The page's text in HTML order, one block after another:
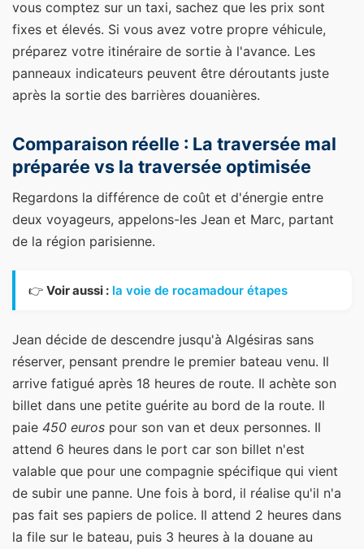
vous comptez sur un taxi, sachez que les prix sont
fixes et élevés. Si vous avez votre propre véhicule,
préparez votre itinéraire de sortie à l'avance. Les
panneaux indicateurs peuvent être déroutants juste
après la sortie des barrières douanières.
Comparaison réelle : La traversée mal
préparée vs la traversée optimisée
Regardons la différence de coût et d'énergie entre
deux voyageurs, appelons-les Jean et Marc, partant
de la région parisienne.
👉 Voir aussi : la voie de rocamadour étapes
Jean décide de descendre jusqu'à Algésiras sans
réserver, pensant prendre le premier bateau venu. Il
arrive fatigué après 18 heures de route. Il achète son
billet dans une petite guérite au bord de la route. Il
paie 450 euros pour son van et deux personnes. Il
attend 6 heures dans le port car son billet n'est
valable que pour une compagnie spécifique qui vient
de subir une panne. Une fois à bord, il réalise qu'il n'a
pas fait ses papiers de police. Il attend 2 heures dans
la file sur le bateau, puis 3 heures à la douane au